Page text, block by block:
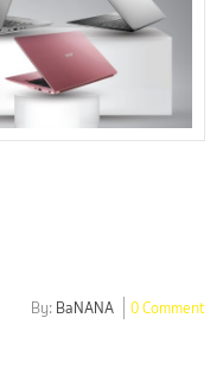
By: BaNANA 0 Comment